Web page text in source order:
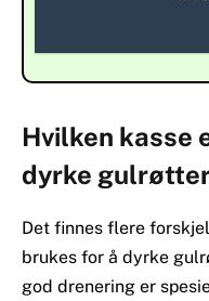
Hvilken kasse
dyrke
Det finnes flere
brukes for å dyrke
god drenering er